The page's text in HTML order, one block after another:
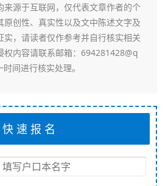
来源于互联网，仅代表文章作者的个
原创性、真实性以及文中陈述文字及
实，请读者仅作参考并自行核实相关
权内容请联系邮箱：694281428@q
间进行核实处理。